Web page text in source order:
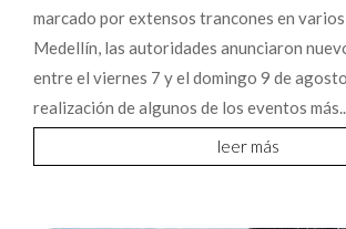
marcado por extensos trancones en
Medellín, las autoridades anunciaron
entre el viernes 7 y el domingo 9 de
realización de algunos de los eventos
leer más